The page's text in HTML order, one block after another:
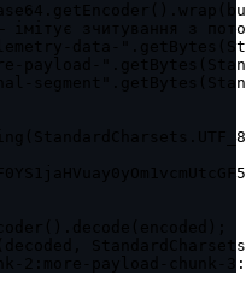
імітує зчитування з
data-
payload-
2:more-payload-chunk-